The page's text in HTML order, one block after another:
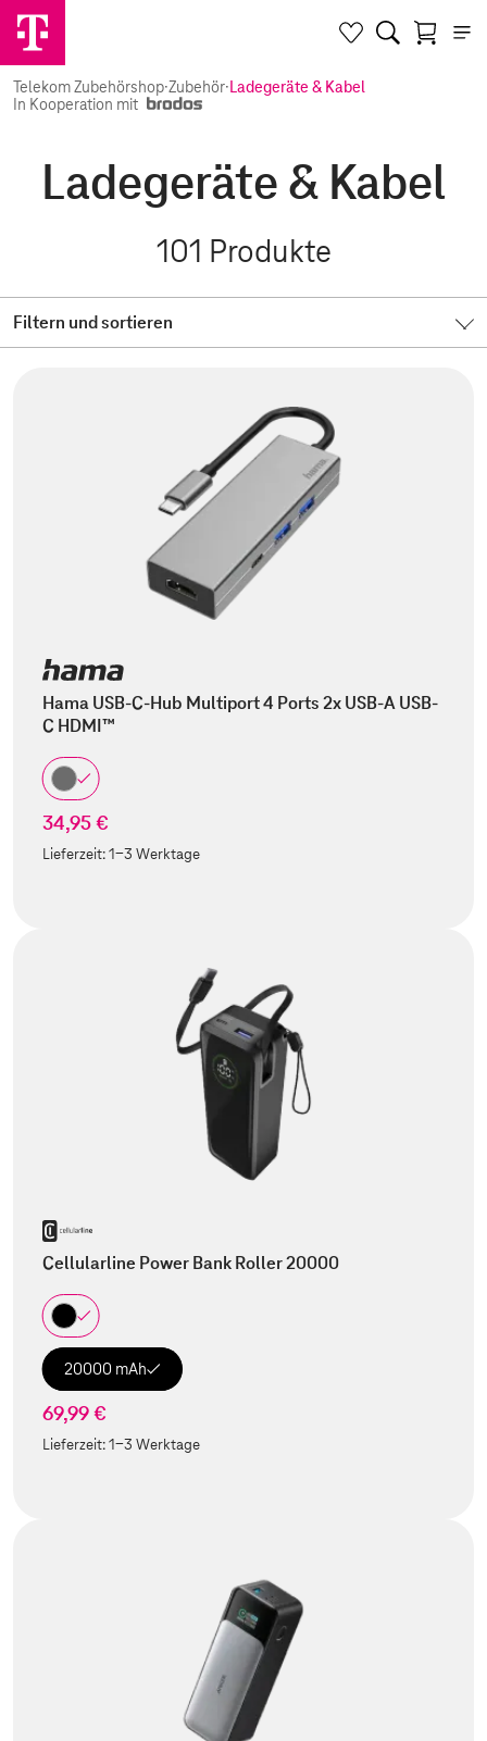
Telekom Zubehörshop·Zubehör·Ladegeräte & Kabel
In Kooperation mit
Ladegeräte & Kabel
101 Produkte
Filtern und sortieren
Hama USB-C-Hub Multiport 4 Ports 2x USB-A USB-
C HDMI™
34,95 €
Lieferzeit:1-3 Werktage
Cellularline Power Bank Roller 20000
20000 mAh
69,99 €
Lieferzeit:1-3 Werktage